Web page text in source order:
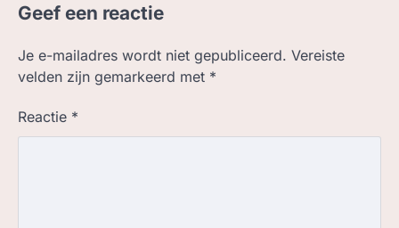
Geef een reactie
Je e-mailadres wordt niet gepubliceerd. Vereiste
velden zijn gemarkeerd met *
Reactie *